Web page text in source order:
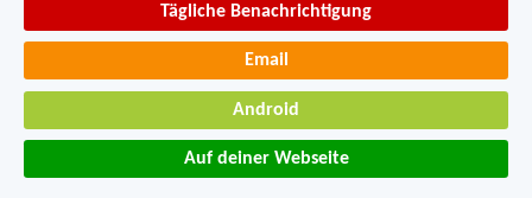
Tägliche Benachrichtigung
Email
Android
Auf deiner Webseite